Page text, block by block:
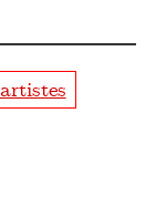
artistes